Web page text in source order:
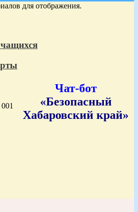
для отображения.
Чат-бот
«Безопасный
Хабаровский край»